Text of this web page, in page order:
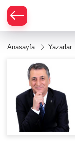
Anasayfa Yazarlar